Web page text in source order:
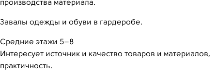
производства материала.
Завалы одежды и обуви в гардеробе.
Средние этажи 5–8
Интересует источник и качество товаров и материалов,
практичность.